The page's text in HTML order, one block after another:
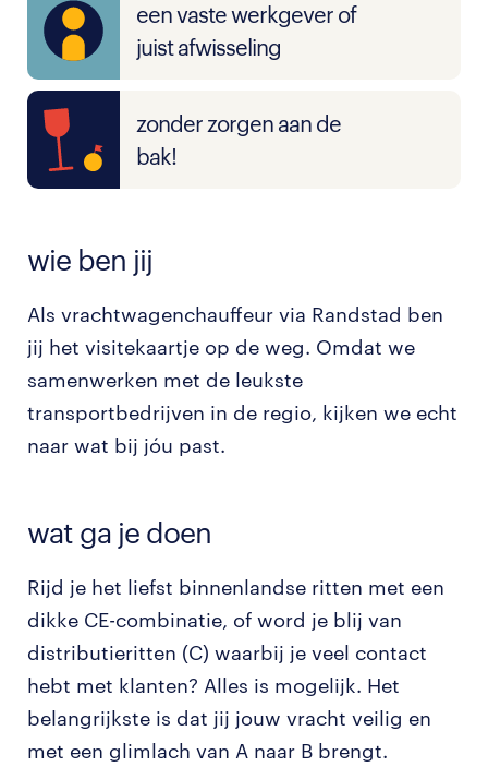
een vaste werkgever of
juist afwisseling
zonder zorgen aan de
bak!
wie ben jij
Als vrachtwagenchauffeur via Randstad ben
jij het visitekaartje op de weg. Omdat we
samenwerken met de leukste
transportbedrijven in de regio, kijken we echt
naar wat bij jóu past.
wat ga je doen
Rijd je het liefst binnenlandse ritten met een
dikke CE-combinatie, of word je blij van
distributieritten (C) waarbij je veel contact
hebt met klanten? Alles is mogelijk. Het
belangrijkste is dat jij jouw vracht veilig en
met een glimlach van A naar B brengt.